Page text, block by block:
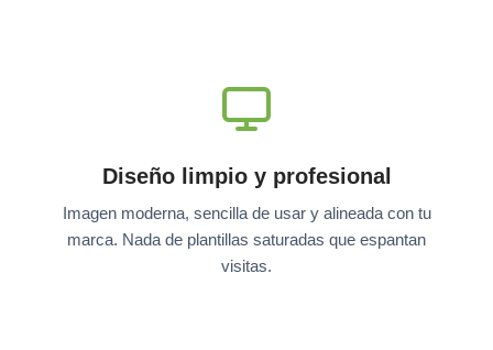
Diseño limpio y profesional
Imagen moderna, sencilla de usar y alineada con tu
marca. Nada de plantillas saturadas que espantan
visitas.